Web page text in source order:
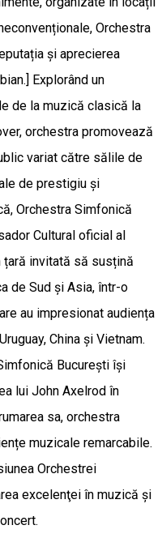
Orchestra
și aprecierea
Explorând un
de la muzică clasică la
orchestra promovează
variat către sălile de
de prestigiu și
Orchestra Simfonică
Cultural oficial al
țară invitată să susțină
de Sud și Asia, într-o
au impresionat audiența
China și Vietnam.
București își
lui John Axelrod în
sa, orchestra
muzicale remarcabile.
Orchestrei
excelenţei în muzică și